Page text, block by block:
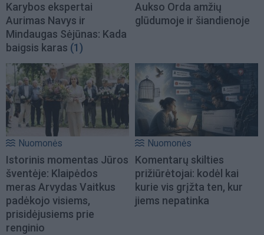
Karybos ekspertai
Aurimas Navys ir
Mindaugas Sėjūnas: Kada
baigsis karas (1)
Aukso Orda amžių
glūdumoje ir šiandienoje
Nuomonės
Istorinis momentas Jūros
šventėje: Klaipėdos
meras Arvydas Vaitkus
padėkojo visiems,
prisidėjusiems prie
renginio
Nuomonės
Komentarų skilties
prižiūrėtojai: kodėl kai
kurie vis grįžta ten, kur
jiems nepatinka